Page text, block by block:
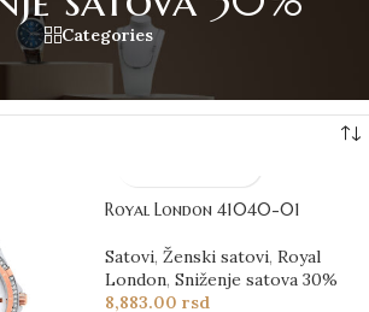
Categories
30%
Strana 12
Royal London 41040-01
Satovi, Ženski satovi, Royal
London, Sniženje satova 30%
8,883.00 rsd